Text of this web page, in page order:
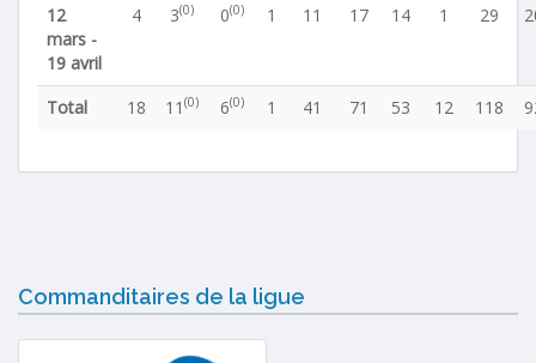
12
mars -
19 avril
4 3(0) 0(0) 1 11 17 14 1 29
Total 18 11 (0) 6(0) 1 41 71 53 12 118
Commanditaires de la ligue